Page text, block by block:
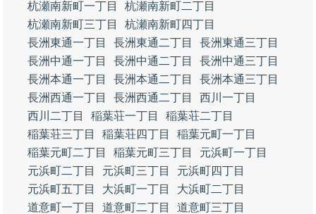
杭瀬南新町一丁目
杭瀬南新町二丁目
杭瀬南新町三丁目
杭瀬南新町四丁目
長洲東通一丁目
長洲東通二丁目
長洲東通三丁目
長洲中通一丁目
長洲中通二丁目
長洲中通三丁目
長洲本通一丁目
長洲本通二丁目
長洲本通三丁目
長洲西通一丁目
長洲西通二丁目
西川一丁目
西川二丁目
稲葉荘一丁目
稲葉荘二丁目
稲葉荘三丁目
稲葉荘四丁目
稲葉元町一丁目
稲葉元町二丁目
稲葉元町三丁目
元浜町一丁目
元浜町二丁目
元浜町三丁目
元浜町四丁目
元浜町五丁目
大浜町一丁目
大浜町二丁目
道意町一丁目
道意町二丁目
道意町三丁目